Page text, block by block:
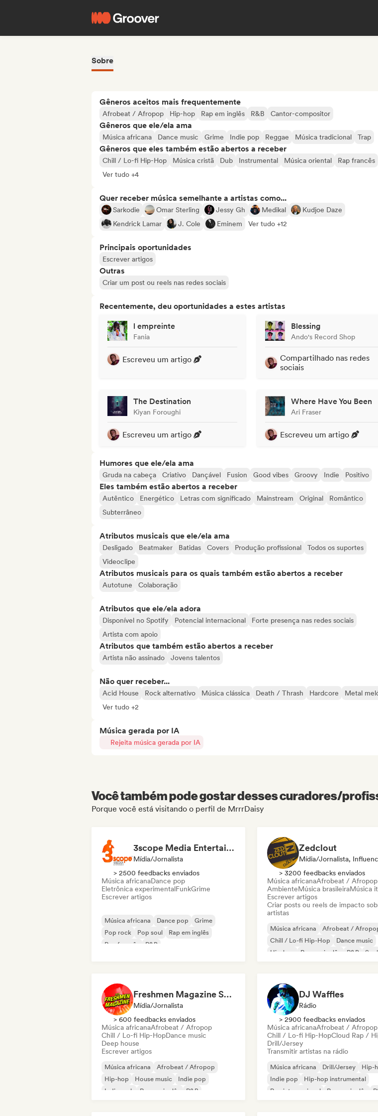
Sobre
Gêneros aceitos mais frequentemente
Afrobeat / Afropop Hip-hop Rap em inglês R&B Cantor-compositor
Gêneros que ele/ela ama
Música africana Dance music Grime Indie pop Reggae Música tradicional Trap
Gêneros que eles também estão abertos a receber
Chill / Lo-fi Hip-Hop Música cristã Dub Instrumental Música oriental
Rap francês
Ver tudo +4
Quer receber música semelhante a artistas como...
Sarkodie Omar Sterling Jessy Gh Medikal
Kudjoe Daze
Kendrick Lamar
J. Cole Eminem Ver tudo +12
Principais oportunidades
Escrever artigos
Outras
Criar um post ou reels nas redes sociais
Recentemente, deu oportunidades a estes artistas
l empreinte
Fania
Escreveu um artigo
Blessing
Ando's Record Shop
Compartilhado nas redes
sociais
The Destination
Kiyan Foroughi
Escreveu um artigo
Where Have You Been
Ari Fraser
Escreveu um artigo
Humores que ele/ela ama
Gruda na cabeça Criativo Dançável Fusion Good vibes Groovy Indie Positivo
Eles também estão abertos a receber
Autêntico Energético Letras com significado Mainstream Original
Romântico
Subterrâneo
Atributos musicais que ele/ela ama
Desligado Beatmaker Batidas Covers Produção profissional
Todos os suportes
Videoclipe
Atributos musicais para os quais também estão abertos a receber
Autotune Colaboração
Atributos que ele/ela adora
Disponível no Spotify Potencial internacional
Forte presença nas redes sociais
Artista com apoio
Atributos que também estão abertos a receber
Artista não assinado Jovens talentos
Não quer receber...
Acid House Rock alternativo Música clássica Death / Thrash Hardcore
Metal
Ver tudo +2
Música gerada por IA
Rejeita música gerada por IA
Você também pode gostar desses curadores/
Porque você está visitando o perfil de MrrrDaisy
3scope Media Entertainment
Mídia/Jornalista
> 2500 feedbacks enviados
Música africanaDance pop
Eletrônica experimentalFunkGrime
Escrever artigos
Música africana Dance pop
Grime
Pop rock
Pop soul
Rap em inglês
Rap francês
R&B
Zedclout
> 3200 feedbacks enviados
Música africanaAfrobeat / Afropop
AmbienteMúsica brasileiraMúsica
Escrever artigos
Criar posts ou reels de impacto
artistas
Música africana
Afrobeat /
Chill / Lo-fi Hip-Hop
Dance music
Hip-hop
Rap em inglês R&B Soul
Freshmen Magazine South Africa (Pty) Ltd
Mídia/Jornalista
> 600 feedbacks enviados
Música africanaAfrobeat / Afropop
Chill / Lo-fi Hip-HopDance music
Deep house
Escrever artigos
Música africana
Afrobeat / Afropop
Hip-hop
House music
Indie pop
Indie rock
Rap em inglês R&B
DJ Waffles
Rádio
> 2900 feedbacks enviados
Música africanaAfrobeat / Afropop
Chill / Lo-fi Hip-HopCloud Rap /
Drill/Jersey
Transmitir artistas na rádio
Música africana Drill/Jersey
Hip-
Indie pop
Hip-hop instrumental
Rap internacional
Rap em inglês